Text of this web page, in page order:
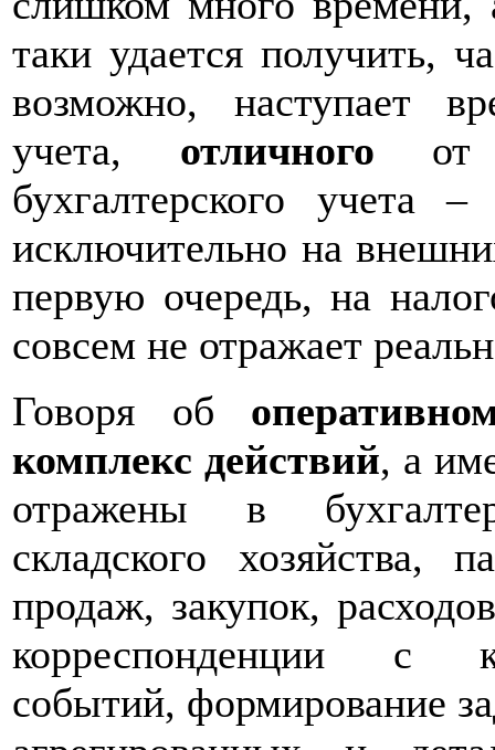
таки удается получить,
возможно, наступает
учета, отличного от
бухгалтерского учета
исключительно на
первую очередь, на
совсем не отражает
Говоря об
комплекс действий, а
отражены в
складского хозяйства,
продаж, закупок,
корреспонденции с
событий, формирование